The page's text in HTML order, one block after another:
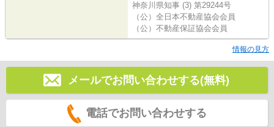
神奈川県知事 (3) 第29244号
（公）全日本不動産協会会員
（公）不動産保証協会会員
情報の見方
メールでお問い合わせする(無料)
電話でお問い合わせする